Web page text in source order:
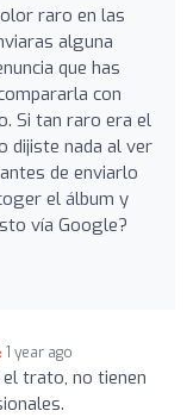
raro en las
alguna
que has
con
Si tan raro era el
dijiste nada al ver
de enviarlo
el álbum y
vía Google?
1 year ago
trato, no tienen